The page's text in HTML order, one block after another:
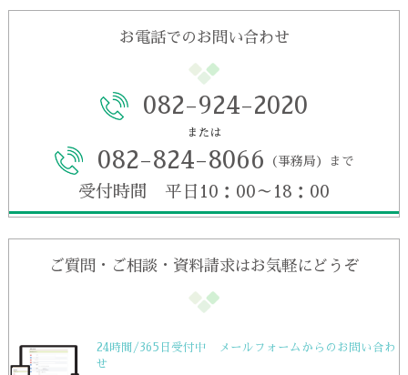
お電話でのお問い合わせ
082-924-2020
または
082-824-8066 （事務局）まで
受付時間 平日10：00～18：00
ご質問・ご相談・資料請求はお気軽にどうぞ
24時間/365日受付中 メールフォームからのお問い合わ
せ